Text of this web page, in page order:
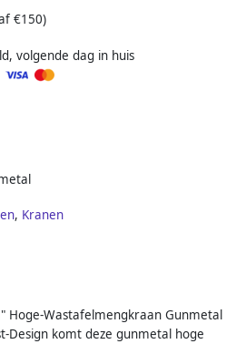
€150)
volgende dag in huis
, Kranen
Hoge-Wastafelmengkraan Gunmetal
Design komt deze gunmetal hoge